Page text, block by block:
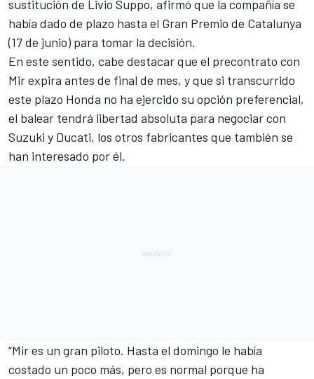
sustitución de Livio Suppo, afirmó que la compañía se
había dado de plazo hasta el Gran Premio de Catalunya
(17 de junio) para tomar la decisión.
En este sentido, cabe destacar que el precontrato con
Mir expira antes de final de mes, y que si transcurrido
este plazo Honda no ha ejercido su opción preferencial,
el balear tendrá libertad absoluta para negociar con
Suzuki y Ducati, los otros fabricantes que también se
han interesado por él.
“Mir es un gran piloto. Hasta el domingo le había
costado un poco más, pero es normal porque ha